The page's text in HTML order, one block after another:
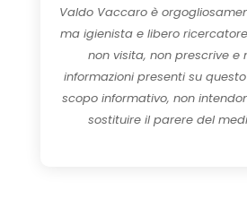
Valdo Vaccaro è
ma igienista e libero
non visita, non prescrive e
informazioni presenti su
scopo informativo, non
sostituire il parere del